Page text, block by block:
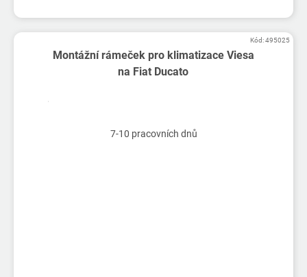
Montážní rámeček pro klimatizace Viesa
na Fiat Ducato
7-10 pracovních dnů
Kód:495025